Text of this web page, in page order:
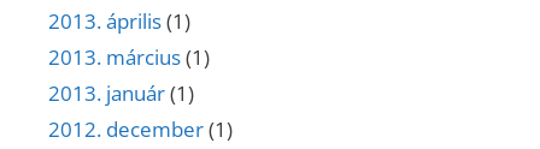
2013. április(1)
2013. március(1)
2013. január(1)
2012. december(1)